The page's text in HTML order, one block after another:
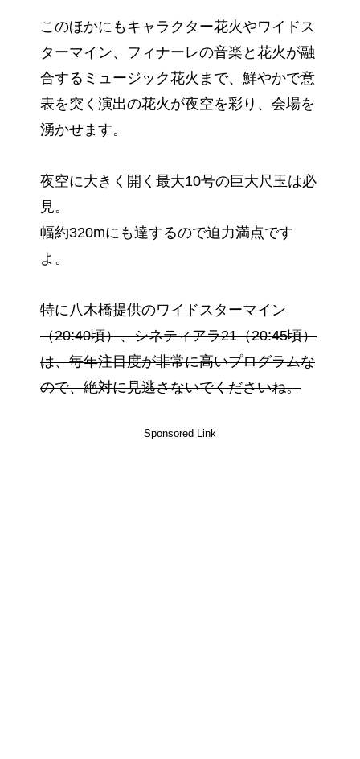
このほかにもキャラクター花火やワイドス
ターマイン、フィナーレの音楽と花火が融
合するミュージック花火まで、鮮やかで意
表を突く演出の花火が夜空を彩り、会場を
湧かせます。
夜空に大きく開く最大10号の巨大尺玉は必
見。
幅約320mにも達するので迫力満点です
よ。
特に八木橋提供のワイドスターマイン
（20:40頃）、シネティアラ21（20:45頃）
は、毎年注目度が非常に高いプログラムな
ので、絶対に見逃さないでくださいね。
Sponsored Link